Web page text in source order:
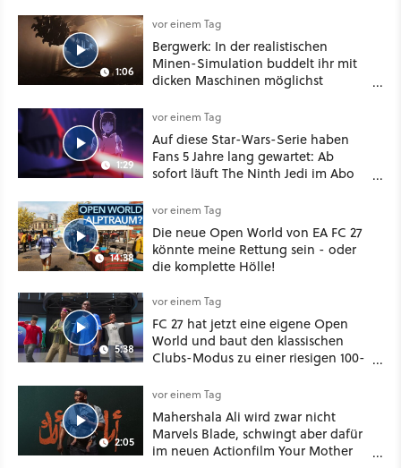
1:06
vor einem Tag
Bergwerk: In der realistischen
Minen-Simulation buddelt ihr mit
dicken Maschinen möglichst
1:29
vor einem Tag
Auf diese Star-Wars-Serie haben
Fans 5 Jahre lang gewartet: Ab
sofort läuft The Ninth Jedi im Abo
14:38
vor einem Tag
Die neue Open World von EA FC 27
könnte meine Rettung sein - oder
die komplette Hölle!
5:38
vor einem Tag
FC 27 hat jetzt eine eigene Open
World und baut den klassischen
Clubs-Modus zu einer riesigen 100-
2:05
vor einem Tag
Mahershala Ali wird zwar nicht
Marvels Blade, schwingt aber dafür
im neuen Actionfilm Your Mother